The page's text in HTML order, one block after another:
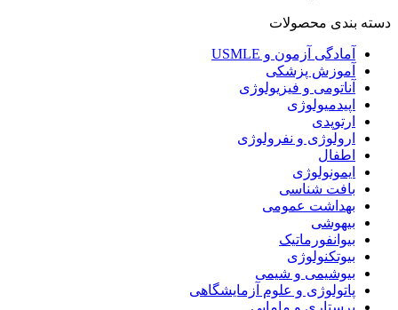
دسته بندی محصولات
آمادگی آزمون و USMLE
آموزش پزشکی
آناتومی و فیزیولوژی
اپیدمیولوژی
ارتوپدی
ارولوژی و نفرولوژی
اطفال
ایمونولوژی
بافت شناسی
بهداشت عمومی
بیهوشی
بیوانفورماتیک
بیوتکنولوژی
بیوشیمی و شیمی
پاتولوژی و علوم آزمایشگاهی
پرستاری و مامایی